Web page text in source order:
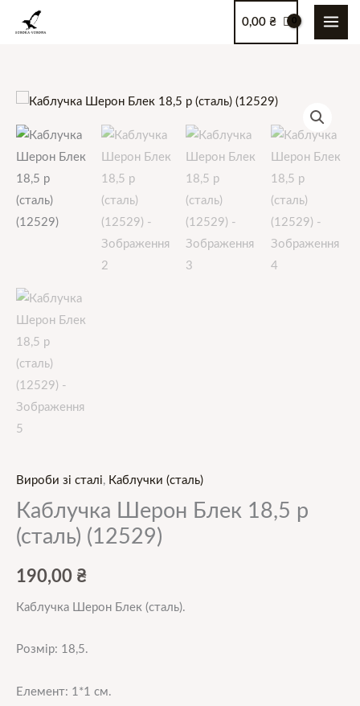
Перейти
0,00 ₴
Вироби зі сталі, Каблучки (сталь)
Каблучка Шерон Блек 18,5 р
(сталь) (12529)
190,00 ₴
Каблучка Шерон Блек (сталь).
Розмір: 18,5.
Елемент: 1*1 см.
Каблучка
Шерон
18,5
(сталь)
(12529)